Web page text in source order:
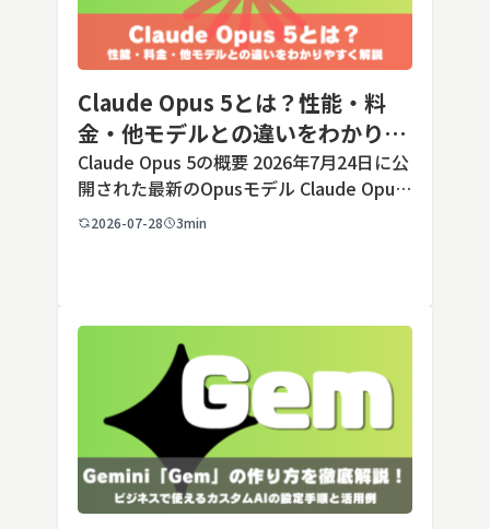
Claude Opus 5とは？性能・料
金・他モデルとの違いをわかりや
すく解説
Claude Opus 5の概要 2026年7月24日に公
開された最新のOpusモデル Claude Opus
5は、米国のAI企業Anthropic（アンソロピ
2026-07-28 3min